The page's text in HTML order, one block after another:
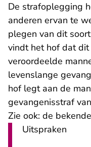
De strafoplegging
anderen ervan te
plegen van dit
vindt het hof dat
veroordeelde
levenslange
hof legt aan de
gevangenisstraf
Zie ook: de
Uitspraken